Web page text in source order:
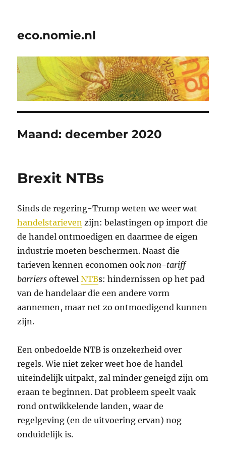
eco.nomie.nl
Maand:december 2020
Brexit NTBs
Sinds de regering-Trump weten we weer wat
handelstarieven zijn: belastingen op import die
de handel ontmoedigen en daarmee de eigen
industrie moeten beschermen. Naast die
tarieven kennen economen ook non-tariff
barriersoftewelNTBs: hindernissen op het pad
van de handelaar die een andere vorm
aannemen, maar net zo ontmoedigend kunnen
zijn.
Een onbedoelde NTB is onzekerheid over
regels. Wie niet zeker weet hoe de handel
uiteindelijk uitpakt, zal minder geneigd zijn om
eraan te beginnen. Dat probleem speelt vaak
rond ontwikkelende landen, waar de
regelgeving (en de uitvoering ervan) nog
onduidelijk is.